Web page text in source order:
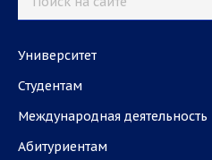
Университет
Студентам
Международная деятельность
Абитуриентам